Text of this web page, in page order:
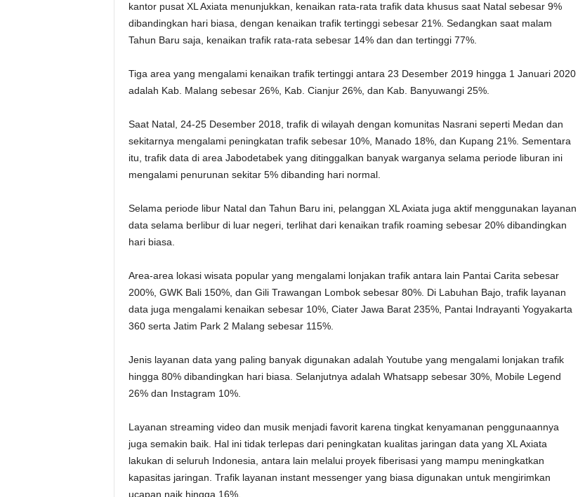
kantor pusat XL Axiata menunjukkan, kenaikan rata-rata trafik data khusus saat Natal sebesar 9%
dibandingkan hari biasa, dengan kenaikan trafik tertinggi sebesar 21%. Sedangkan saat malam
Tahun Baru saja, kenaikan trafik rata-rata sebesar 14% dan dan tertinggi 77%.
Tiga area yang mengalami kenaikan trafik tertinggi antara 23 Desember 2019 hingga 1 Januari 2020
adalah Kab. Malang sebesar 26%, Kab. Cianjur 26%, dan Kab. Banyuwangi 25%.
Saat Natal, 24-25 Desember 2018, trafik di wilayah dengan komunitas Nasrani seperti Medan dan
sekitarnya mengalami peningkatan trafik sebesar 10%, Manado 18%, dan Kupang 21%. Sementara
itu, trafik data di area Jabodetabek yang ditinggalkan banyak warganya selama periode liburan ini
mengalami penurunan sekitar 5% dibanding hari normal.
Selama periode libur Natal dan Tahun Baru ini, pelanggan XL Axiata juga aktif menggunakan layanan
data selama berlibur di luar negeri, terlihat dari kenaikan trafik roaming sebesar 20% dibandingkan
hari biasa.
Area-area lokasi wisata popular yang mengalami lonjakan trafik antara lain Pantai Carita sebesar
200%, GWK Bali 150%, dan Gili Trawangan Lombok sebesar 80%. Di Labuhan Bajo, trafik layanan
data juga mengalami kenaikan sebesar 10%, Ciater Jawa Barat 235%, Pantai Indrayanti Yogyakarta
360 serta Jatim Park 2 Malang sebesar 115%.
Jenis layanan data yang paling banyak digunakan adalah Youtube yang mengalami lonjakan trafik
hingga 80% dibandingkan hari biasa. Selanjutnya adalah Whatsapp sebesar 30%, Mobile Legend
26% dan Instagram 10%.
Layanan streaming video dan musik menjadi favorit karena tingkat kenyamanan penggunaannya
juga semakin baik. Hal ini tidak terlepas dari peningkatan kualitas jaringan data yang XL Axiata
lakukan di seluruh Indonesia, antara lain melalui proyek fiberisasi yang mampu meningkatkan
kapasitas jaringan. Trafik layanan instant messenger yang biasa digunakan untuk mengirimkan
ucapan naik hingga 16%.